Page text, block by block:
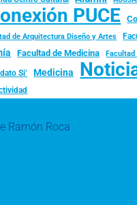
PUCE
de Arquitectura Diseño y Artes
Facultad de Medicina
Si’ Medicina
Ramón Roca